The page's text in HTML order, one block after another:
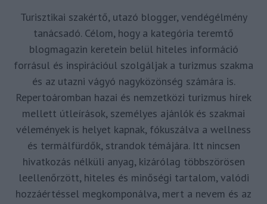
Turisztikai szakértő, utazó blogger, vendégélmény
tanácsadó. Célom, hogy a kategória teremtő
blogmagazin keretein belül hiteles információ
forrásul és inspirációul szolgáljak a turizmus szakma
és az utazni vágyó nagyközönség számára is.
Repertoáromban hazai és nemzetközi turizmus hírek
mellett útleírások, személyes ajánlók és szakmai
vélemények is helyet kapnak, fókuszálva a wellness
és termálfürdők, strandok témájára. Itt nincsen
hivatkozás nélküli anyag, kizárólag többszörösen
leellenőrzött, hiteles és minőségi tartalom, valódi
hozzáértéssel megkomponálva, mert a nevem és az